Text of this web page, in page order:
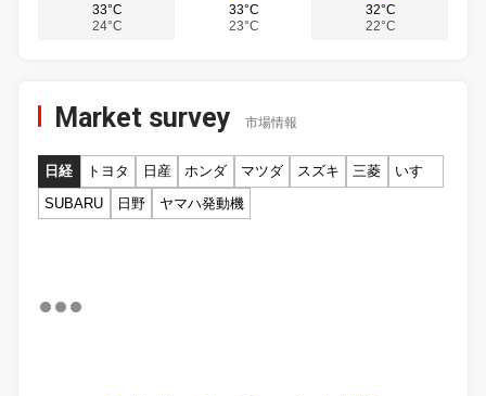
33°C
24°C
33°C
23°C
32°C
22°C
Market survey 市場情報
日経 トヨタ 日産 ホンダ マツダ スズキ 三菱
いすゞ
SUBARU
日野 ヤマハ発動機